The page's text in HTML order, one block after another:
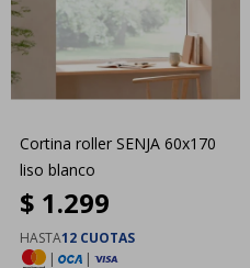
Cortina roller SENJA 60x170
liso blanco
$ 1.299
HASTA12 CUOTAS
|
|